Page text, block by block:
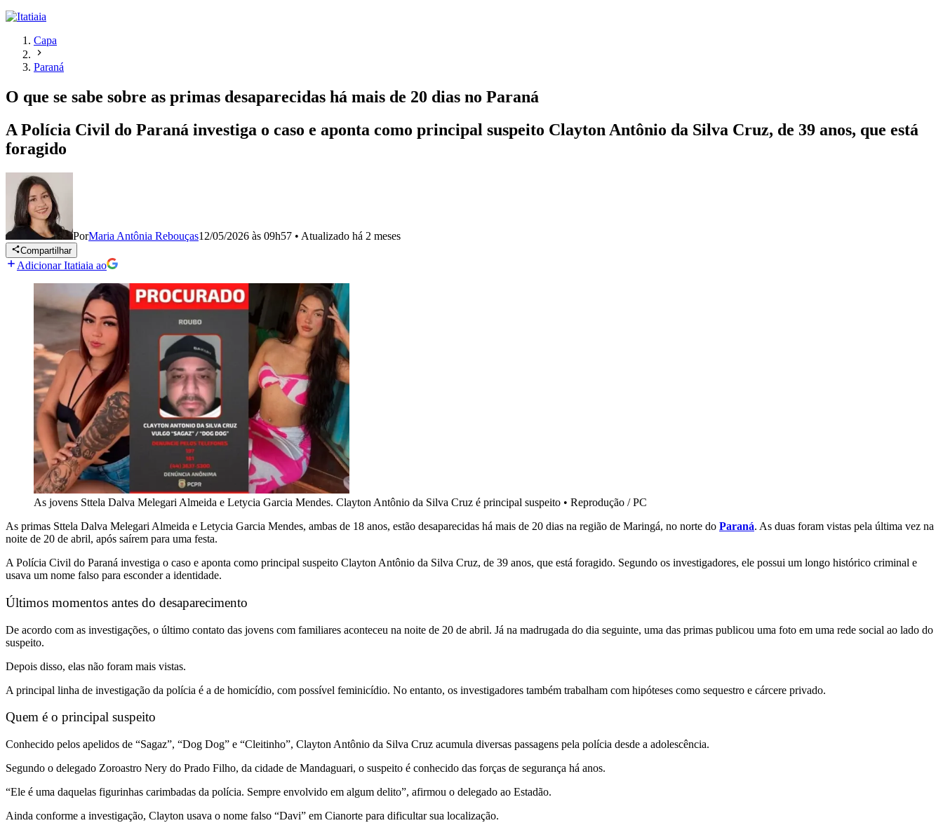
Capa
Paraná
O que se sabe sobre as primas desaparecidas há mais de 20 dias no Paraná
A Polícia Civil do Paraná investiga o caso e aponta como principal suspeito Clayton Antônio da Silva Cruz, de 39 anos, que está
foragido
PorMaria Antônia Rebouças12/05/2026 às 09h57 • Atualizado há 2 meses
Compartilhar
Adicionar Itatiaia ao
As jovens Sttela Dalva Melegari Almeida e Letycia Garcia Mendes. Clayton Antônio da Silva Cruz é principal suspeito • Reprodução / PC
As primas Sttela Dalva Melegari Almeida e Letycia Garcia Mendes, ambas de 18 anos, estão desaparecidas há mais de 20 dias na região de Maringá, no norte do Paraná. As duas foram vistas pela última vez na
noite de 20 de abril, após saírem para uma festa.
A Polícia Civil do Paraná investiga o caso e aponta como principal suspeito Clayton Antônio da Silva Cruz, de 39 anos, que está foragido. Segundo os investigadores, ele possui um longo histórico criminal e
usava um nome falso para esconder a identidade.
Últimos momentos antes do desaparecimento
De acordo com as investigações, o último contato das jovens com familiares aconteceu na noite de 20 de abril. Já na madrugada do dia seguinte, uma das primas publicou uma foto em uma rede social ao lado do
suspeito.
Depois disso, elas não foram mais vistas.
A principal linha de investigação da polícia é a de homicídio, com possível feminicídio. No entanto, os investigadores também trabalham com hipóteses como sequestro e cárcere privado.
Quem é o principal suspeito
Conhecido pelos apelidos de “Sagaz”, “Dog Dog” e “Cleitinho”, Clayton Antônio da Silva Cruz acumula diversas passagens pela polícia desde a adolescência.
Segundo o delegado Zoroastro Nery do Prado Filho, da cidade de Mandaguari, o suspeito é conhecido das forças de segurança há anos.
“Ele é uma daquelas figurinhas carimbadas da polícia. Sempre envolvido em algum delito”, afirmou o delegado ao Estadão.
Ainda conforme a investigação, Clayton usava o nome falso “Davi” em Cianorte para dificultar sua localização.